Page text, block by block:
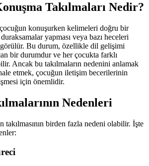
Takılmaları Nedir?
konuşurken kelimeleri doğru bir
yapması veya bazı heceleri
Bu durum, özellikle dil gelişimi
bir durumdur ve her çocukta farklı
Ancak bu takılmaların nedenini anlamak
etmek, çocuğun iletişim becerilerinin
için önemlidir.
Nedenleri
takılmasının birden fazla nedeni olabilir. İşte